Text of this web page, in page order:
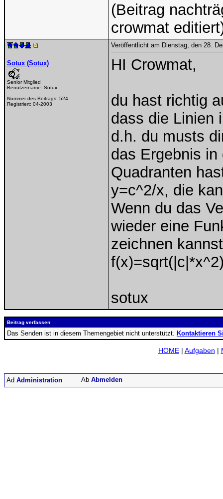
(Beitrag
crowmat
Sotux (Sotux)
Senior Mitglied
Benutzername: Sotux
Nummer des Beitrags: 524
Registriert: 04-2003
Veröffentlicht am Dienstag, den 28.
HI Crowmat,
du hast richtig
dass die Linien
d.h. du musts
das Ergebnis
Quadranten
y=c^2/x, die
Wenn du das
wieder eine
zeichnen
sotux
Beitrag verfassen
Das Senden ist in diesem Themengebiet nicht unterstützt. Kontaktieren
HOME| Aufgaben |
Administration Abmelden